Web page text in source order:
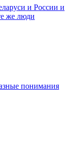
и России и
же люди
понимания